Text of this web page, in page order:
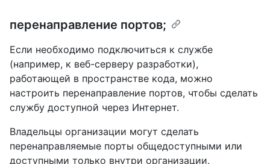
перенаправление портов;
Если необходимо подключиться к службе
(например, к веб-серверу разработки),
работающей в пространстве кода, можно
настроить перенаправление портов, чтобы сделать
службу доступной через Интернет.
Владельцы организации могут сделать
перенаправляемые порты общедоступными или
доступными только внутри организации.